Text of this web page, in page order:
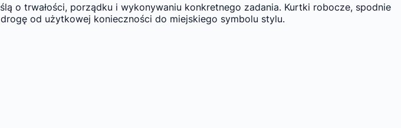
o trwałości, porządku i wykonywaniu konkretnego zadania. Kurtki robocze, spodnie
od użytkowej konieczności do miejskiego symbolu stylu.